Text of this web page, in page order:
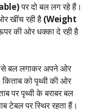
पर दो बल लग रहे हैं।
खींच रही है(Weight
की ओर धक्का दे रही है
से बल लगाकर अपने ओर
को पृथ्वी की ओर
पर पृथ्वी के बराबर बल
टेबल पर स्थिर रहता हैं।